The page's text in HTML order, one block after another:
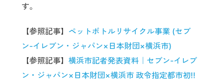
す。
【参照記事】 ペットボトルリサイクル事業 (セブ
ン-イレブン・ジャパン×日本財団×横浜市)
【参照記事】 横浜市記者発表資料｜セブン-イレブ
ン・ジャパン×日本財団×横浜市 政令指定都市初!!